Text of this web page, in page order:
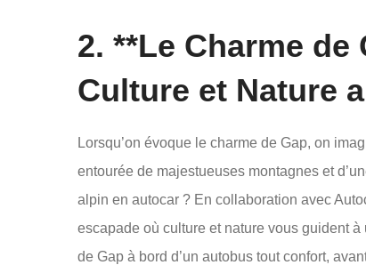
2. **Le Charme
Culture et Nature
Lorsqu’on évoque le charme de Gap, on
entourée de majestueuses montagnes et
alpin en autocar ? En collaboration avec
escapade où culture et nature vous guident
de Gap à bord d’un autobus tout confort,